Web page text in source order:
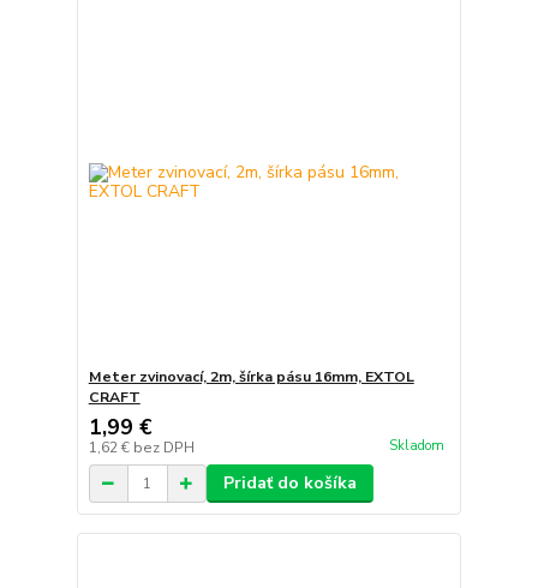
Meter zvinovací, 2m, šírka pásu 16mm, EXTOL
CRAFT
1,99 €
1,62 € bez DPH Skladom
Pridať do košíka